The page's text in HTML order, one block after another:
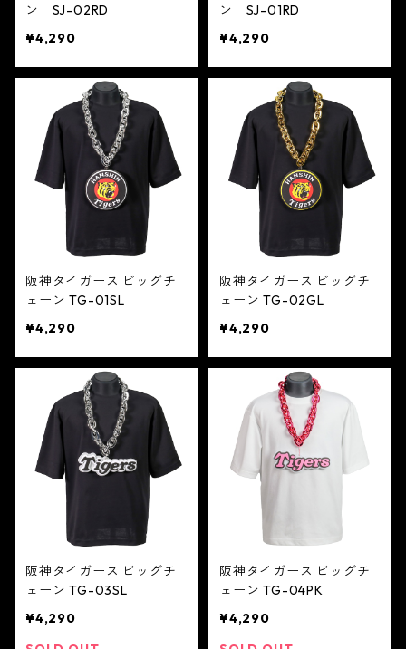
ン SJ-02RD
¥4,290
ン SJ-01RD
¥4,290
阪神タイガース ビッグチ
ェーン TG-01SL
¥4,290
阪神タイガース ビッグチ
ェーン TG-02GL
¥4,290
阪神タイガース ビッグチ
ェーン TG-03SL
¥4,290
阪神タイガース ビッグチ
ェーン TG-04PK
¥4,290